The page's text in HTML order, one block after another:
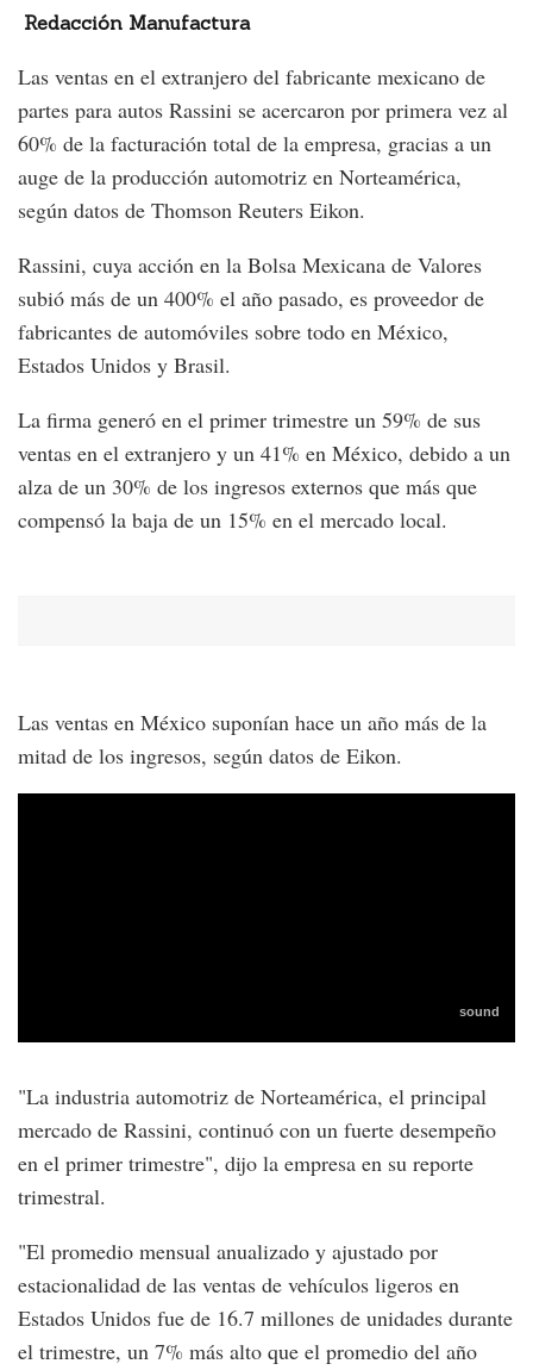
Redacción Manufactura
Las ventas en el extranjero del fabricante mexicano de
partes para autos Rassini se acercaron por primera vez al
60% de la facturación total de la empresa, gracias a un
auge de la producción automotriz en Norteamérica,
según datos de Thomson Reuters Eikon.
Rassini, cuya acción en la Bolsa Mexicana de Valores
subió más de un 400% el año pasado, es proveedor de
fabricantes de automóviles sobre todo en México,
Estados Unidos y Brasil.
La firma generó en el primer trimestre un 59% de sus
ventas en el extranjero y un 41% en México, debido a un
alza de un 30% de los ingresos externos que más que
compensó la baja de un 15% en el mercado local.
Las ventas en México suponían hace un año más de la
mitad de los ingresos, según datos de Eikon.
"La industria automotriz de Norteamérica, el principal
mercado de Rassini, continuó con un fuerte desempeño
en el primer trimestre", dijo la empresa en su reporte
trimestral.
"El promedio mensual anualizado y ajustado por
estacionalidad de las ventas de vehículos ligeros en
Estados Unidos fue de 16.7 millones de unidades durante
el trimestre, un 7% más alto que el promedio del año